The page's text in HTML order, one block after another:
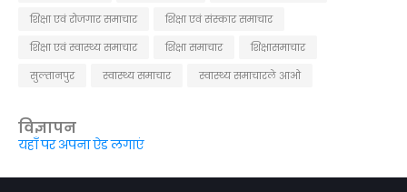
शिक्षा एवं रोजगार समाचार
शिक्षा एवं संस्कार समाचार
शिक्षा एवं स्वास्थ्य समाचार
शिक्षा समाचार
शिक्षासमाचार
सुल्तानपुर
स्वास्थ्य समाचार स्वास्थ्य समाचारले आओ
विज्ञापन
यहाँ पर अपना ऐड लगाएं